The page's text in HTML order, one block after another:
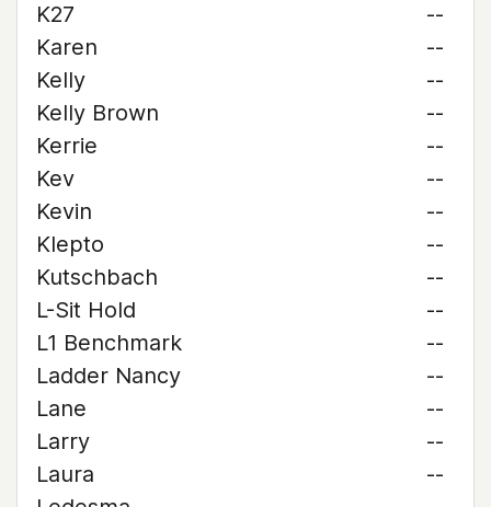
K27
--
Karen
--
Kelly
--
Kelly Brown
--
Kerrie
--
Kev
--
Kevin
--
Klepto
--
Kutschbach
--
L-Sit Hold
--
L1 Benchmark
--
Ladder Nancy
--
Lane
--
Larry
--
Laura
--